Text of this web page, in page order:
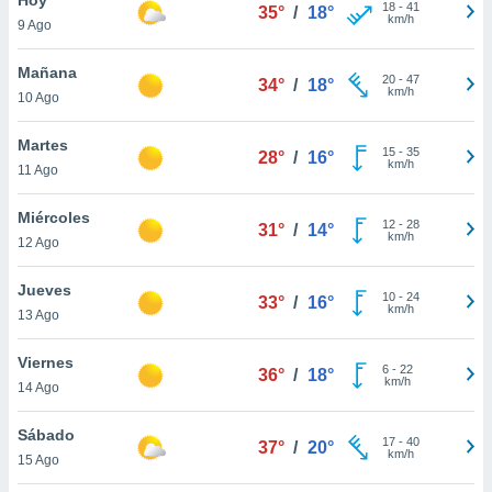
y
en
más
de
9 Ago
35° / 18° 18- 41
km/h
Mañana
10 Ago
34° / 18° 20- 47
km/h
Martes
11 Ago
28° / 16° 15- 35
km/h
Miércoles
12 Ago
31° / 14° 12- 28
km/h
Jueves
13 Ago
33° / 16° 10- 24
km/h
Viernes
14 Ago
36° / 18° 6- 22
km/h
Sábado
15 Ago
37° / 20° 17- 40
km/h